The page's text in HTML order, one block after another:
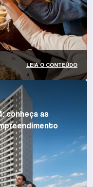
LEIA O CONTEÚDO
conheça as